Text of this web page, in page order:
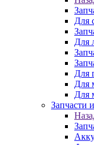
Для
Для
Для
Для
Для
Запчасти